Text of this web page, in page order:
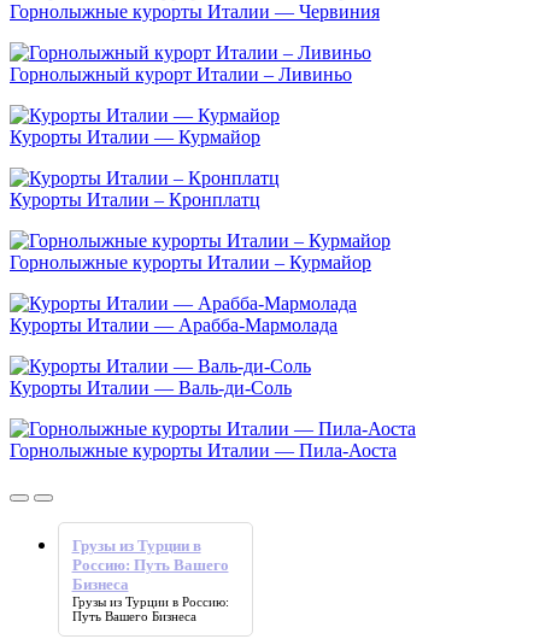
Горнолыжные курорты Италии — Червиния
Горнолыжный курорт Италии – Ливиньо
Курорты Италии — Курмайор
Курорты Италии – Кронплатц
Горнолыжные курорты Италии – Курмайор
Курорты Италии — Арабба-Мармолада
Курорты Италии — Валь-ди-Соль
Горнолыжные курорты Италии — Пила-Аоста
Грузы из Турции в
Россию: Путь Вашего
Бизнеса
Грузы из Турции в Россию:
Путь Вашего Бизнеса